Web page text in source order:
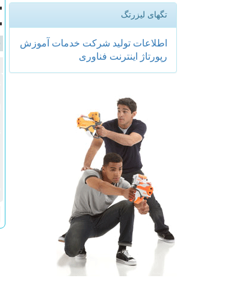
تگهای لیزرتگ
اطلاعات تولید شركت خدمات آموزش
رپورتاژ
اینترنت فناوری